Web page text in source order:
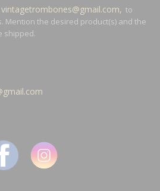
vintagetrombones@gmail.com, to
Mention the desired product(s) and the
shipped.